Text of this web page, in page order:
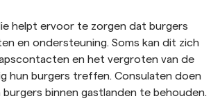
helpt ervoor te zorgen dat burgers
en ondersteuning. Soms kan dit zich
en het vergroten van de
hun burgers treffen. Consulaten doen
binnen gastlanden te behouden.